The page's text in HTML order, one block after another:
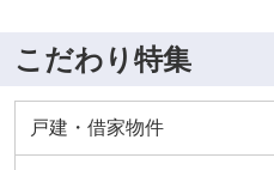
こだわり特集
戸建・借家物件